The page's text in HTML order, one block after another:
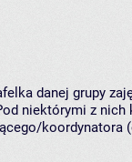
danej grupy
niektórymi z nich
koordynatora